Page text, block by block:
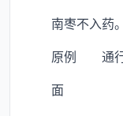
南枣不入药。
原例 通行
面